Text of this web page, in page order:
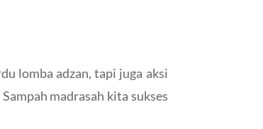
lomba adzan, tapi juga aksi
madrasah kita sukses